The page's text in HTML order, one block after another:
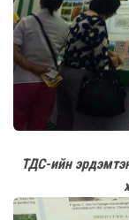
ТДС-ийн